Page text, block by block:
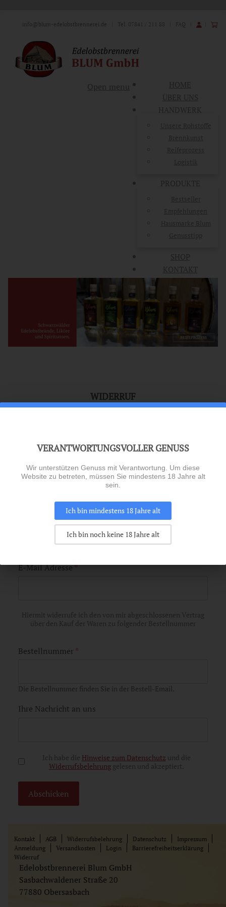
info@blum-edelobstbrennerei.de | Tel. 07841 / 211 88 | FAQ
Open menu
HOME
ÜBER UNS
HANDWERK
PRODUKTE
SHOP
KONTAKT
WIDERRUF
Nachname*
*
E-Mail Adresse*
Hiermit widerrufe ich den von mir abgeschlossenen Vertrag
über den Kauf der Waren zu folgender Bestellnummer
Bestellnummer*
Die Bestellnummer finden Sie in der Bestell-Email.
Ihre Nachricht an uns
Nutzungsbedingungen*
Ich habe die Hinweise zum Datenschutz und die
Widerrufsbelehrunggelesen und akzeptiert.
Abschicken
Kontakt AGB Widerrufsbelehrung Datenschutz
Impressum
Anmeldung
Versandkosten Login
Barrierefreiheitserklärung
Widerruf
Edelobstbrennerei Blum GmbH
Sasbachwaldener Straße 20
77880 Obersasbach
VERANTWORTUNGSVOLLER GENUSS
Wir unterstützen Genuss mit Verantwortung. Um diese
Website zu betreten, müssen Sie mindestens 18 Jahre alt
sein.
Ich bin mindestens 18 Jahre alt
Ich bin noch keine 18 Jahre alt